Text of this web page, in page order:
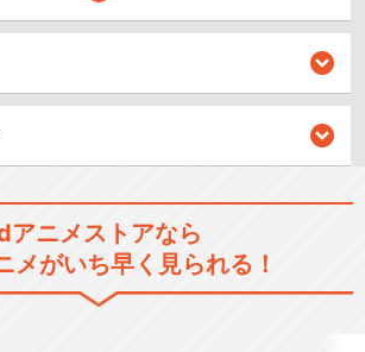
。
アニメストアなら
メがいち早く見られる！